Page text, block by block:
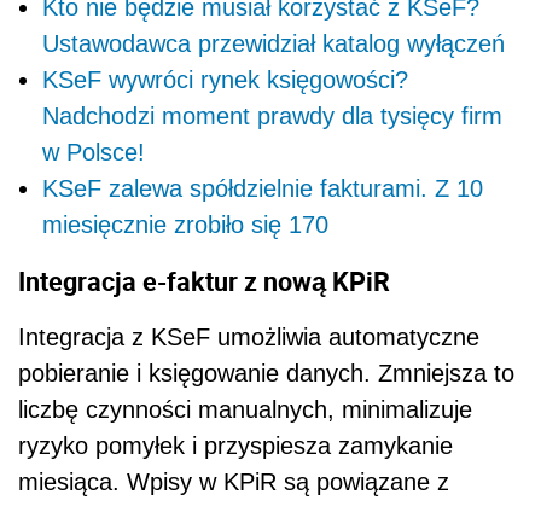
Kto nie będzie musiał korzystać z KSeF?
Ustawodawca przewidział katalog wyłączeń
KSeF wywróci rynek księgowości?
Nadchodzi moment prawdy dla tysięcy firm
w Polsce!
KSeF zalewa spółdzielnie fakturami. Z 10
miesięcznie zrobiło się 170
Integracja e-faktur z nową KPiR
Integracja z KSeF umożliwia automatyczne
pobieranie i księgowanie danych. Zmniejsza to
liczbę czynności manualnych, minimalizuje
ryzyko pomyłek i przyspiesza zamykanie
miesiąca. Wpisy w KPiR są powiązane z